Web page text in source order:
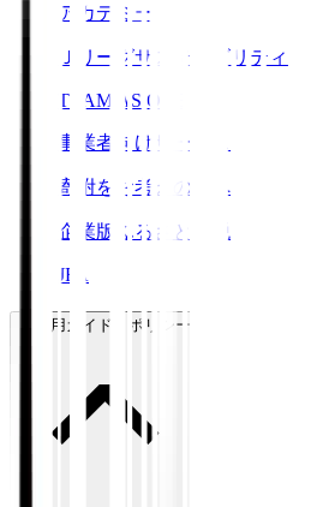
アカデミー
Ｊリーグサステナビリティ
TEAM AS ONE
事業者向けサービス
寄附をお考えの方へ
企業版ふるさと納税
JFA
ご利用ガイド・ポリシー